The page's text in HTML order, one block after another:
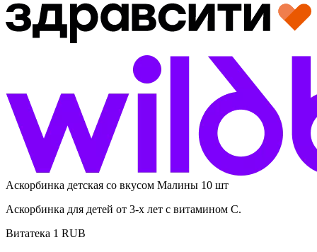
Аскорбинка детская со вкусом Малины 10 шт
Аскорбинка для детей от 3-х лет с витамином С.
Витатека 1 RUB